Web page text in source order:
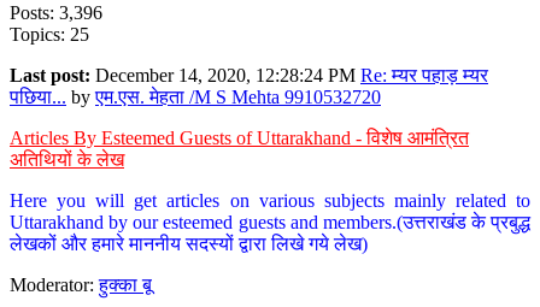
Posts: 3,396
Topics: 25
Last post: December 14, 2020, 12:28:24 PM Re: म्यर पहाड़ म्यर
पछिया... byएम.एस. मेहता /M S Mehta 9910532720
Articles By Esteemed Guests of Uttarakhand - विशेष आमंत्रित
अतिथियों के लेख
Here you will get articles on various subjects mainly related to
Uttarakhand by our esteemed guests and members.(उत्तराखंड के प्रबुद्ध
लेखकों और हमारे माननीय सदस्यों द्वारा लिखे गये लेख)
Moderator:हुक्का बू